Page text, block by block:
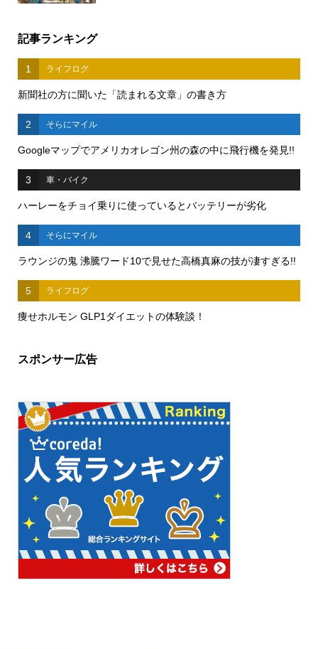
記事ランキング
1 ライフログ
新聞社の方に聞いた「読まれる文章」の書き方
2 そらにマイル
Googleマップでアメリカオレゴン州の森の中に飛行機を発見!!
3 車・バイク
ハーレーをチョイ乗りに使っているとバッテリーが劣化
4 そらにマイル
ラウンジの鬼 沸騰ワード10で見せた高橋真麻の技が凄すぎる!!
5 ライフログ
痩せホルモン GLP1ダイエットの体験談！
スポンサー広告